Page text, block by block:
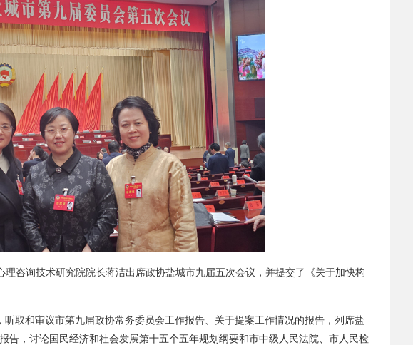
咨询技术研究院院长蒋洁出席政协盐城市九届五次会议，并提交了《关于加快构
听取和审议市第九届政协常务委员会工作报告、关于提案工作情况的报告，列席盐
告 ，讨论国民经济和社会发展第十五个五年规划纲要和市中级人民法院、市人民检